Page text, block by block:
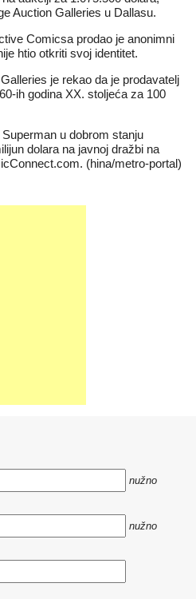
Auction Galleries u Dallasu.
Comicsa prodao je anonimni
htio otkriti svoj identitet.
je rekao da je prodavatelj
ih godina XX. stoljeća za 100
u dobrom stanju
dolara na javnoj dražbi na
(hina/metro-portal)
nužno
nužno